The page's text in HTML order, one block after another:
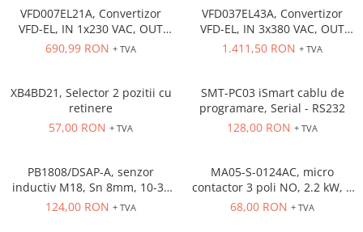
VFD007EL21A, Convertizor
VFD-EL, IN 1x230 VAC, OUT
3x230 VAC, 0.75 kW, 4.2 A,
inclus
690,99 RON + TVA
VFD037EL43A, Convertizor
VFD-EL, IN 3x380 VAC, OUT
3x380 VAC, 3.7kW, 8.2 A,
inclus
1.411,50 RON + TVA
XB4BD21, Selector 2 pozitii cu
retinere
57,00 RON + TVA
SMT-PC03 iSmart cablu de
programare, Serial - RS232
128,00 RON + TVA
PB1808/DSAP-A, senzor
inductiv M18, Sn 8mm, 10-36
VDC, ecranat NO, PNP,
124,00 RON + TVA
MA05-S-0124AC, micro
contactor 3 poli NO, 2.2 kW, 5
A, Aux Cont 1NC , bobina 24 V
68,00 RON + TVA